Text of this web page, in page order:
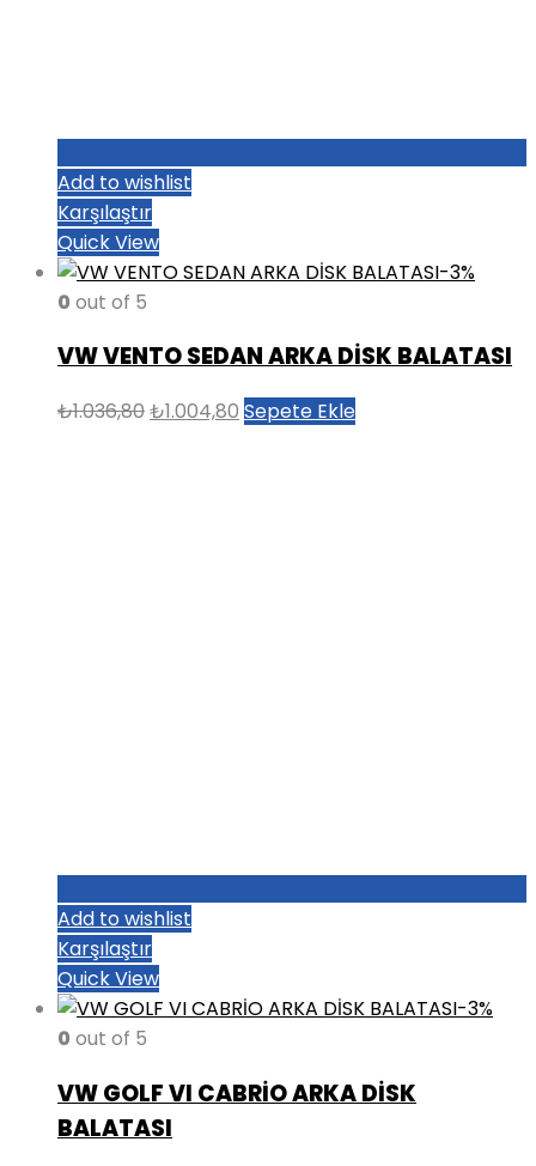
Add to wishlist
Karşılaştır
Quick View
-3%
0 out of 5
VW VENTO SEDAN ARKA DİSK BALATASI
₺1.036,80Orijinal
₺1.004,80 Şu
Sepete Ekle
Add to wishlist
Karşılaştır
Quick View
-3%
0 out of 5
VW GOLF VI CABRİO ARKA DİSK
BALATASI